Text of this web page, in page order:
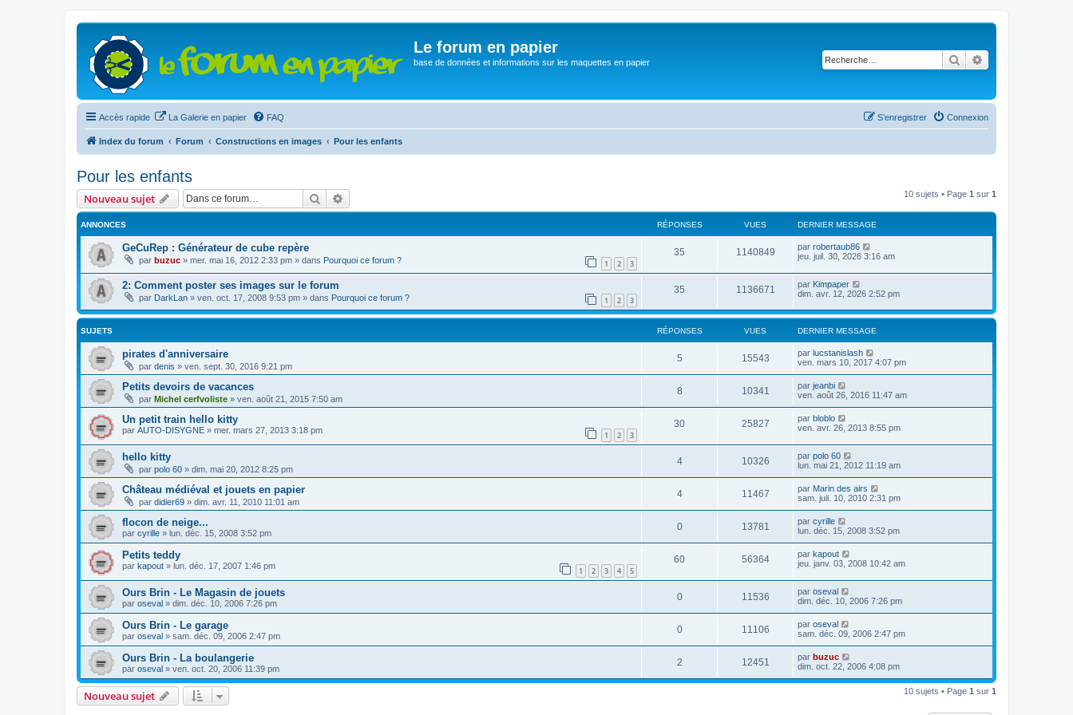
Le forum en papier
base de données et informations sur les maquettes en papier Rechercher
Accès rapide La Galerie en papier FAQ Connexion
S’enregistrer
Index du forum Forum Constructions en images Pour les enfants
Pour les enfants
Nouveau sujet Rechercher 10 sujets • Page 1 sur 1
ANNONCES RÉPONSES VUES DERNIER MESSAGE
GeCuRep : Générateur de cube repère
par buzuc » mer. mai 16, 2012 2:33 pm » dans Pourquoi ce forum ? 1 2 3
35 1140849 par robertaub86
jeu. juil. 30, 2026 3:16 am
2: Comment poster ses images sur le forum
par DarkLan » ven. oct. 17, 2008 9:53 pm » dans Pourquoi ce forum ? 1 2 3
35 1136671 par Kimpaper
dim. avr. 12, 2026 2:52 pm
SUJETS RÉPONSES VUES DERNIER MESSAGE
pirates d'anniversaire
par denis » ven. sept. 30, 2016 9:21 pm
5 15543 par lucstanislash
ven. mars 10, 2017 4:07 pm
Petits devoirs de vacances
par Michel cerfvoliste » ven. août 21, 2015 7:50 am
8 10341 par jeanbi
ven. août 26, 2016 11:47 am
Un petit train hello kitty
par AUTO-DISYGNE » mer. mars 27, 2013 3:18 pm 1 2 3
30 25827 par bloblo
ven. avr. 26, 2013 8:55 pm
hello kitty
par polo 60 » dim. mai 20, 2012 8:25 pm
4 10326 par polo 60
lun. mai 21, 2012 11:19 am
Château médiéval et jouets en papier
par didier69 » dim. avr. 11, 2010 11:01 am
4 11467 par Marin des airs
sam. juil. 10, 2010 2:31 pm
flocon de neige...
par cyrille » lun. déc. 15, 2008 3:52 pm
0 13781 par cyrille
lun. déc. 15, 2008 3:52 pm
Petits teddy
par kapout » lun. déc. 17, 2007 1:46 pm 1 2 3 4 5
60 56364 par kapout
jeu. janv. 03, 2008 10:42 am
Ours Brin - Le Magasin de jouets
par oseval » dim. déc. 10, 2006 7:26 pm
0 11536 par oseval
dim. déc. 10, 2006 7:26 pm
Ours Brin - Le garage
par oseval » sam. déc. 09, 2006 2:47 pm
0 11106 par oseval
sam. déc. 09, 2006 2:47 pm
Ours Brin - La boulangerie
par oseval » ven. oct. 20, 2006 11:39 pm
2 12451 par buzuc
dim. oct. 22, 2006 4:08 pm
Nouveau sujet 10 sujets • Page 1 sur 1